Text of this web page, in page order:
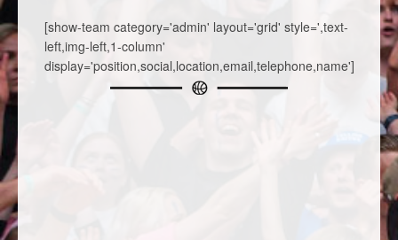
[show-team category='admin' layout='grid' style=',text-
left,img-left,1-column'
display='position,social,location,email,telephone,name']